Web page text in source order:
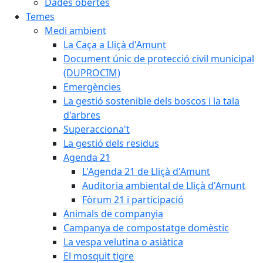
Temes
Medi ambient
La Caça a Lliçà d'Amunt
Document únic de protecció civil municipal
(DUPROCIM)
Emergències
La gestió sostenible dels boscos i la tala
d'arbres
Superacciona't
La gestió dels residus
Agenda 21
L'Agenda 21 de Lliçà d'Amunt
Auditoria ambiental de Lliçà d'Amunt
Fòrum 21 i participació
Animals de companyia
Campanya de compostatge domèstic
La vespa velutina o asiàtica
El mosquit tigre